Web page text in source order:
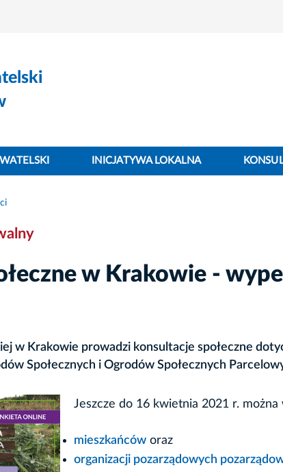
INICJATYWA LOKALNA
w Krakowie -
w Krakowie prowadzi konsultacje społeczne
Społecznych i Ogrodów Społecznych
Jeszcze do 16 kwietnia 2021 r. można
mieszkańców oraz
organizacji pozarządowych